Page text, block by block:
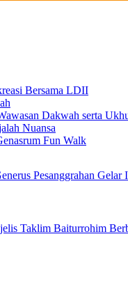
Bersama LDII
Dakwah serta
Nuansa
Fun Walk
Pesanggrahan Gelar
Taklim Baiturrohim